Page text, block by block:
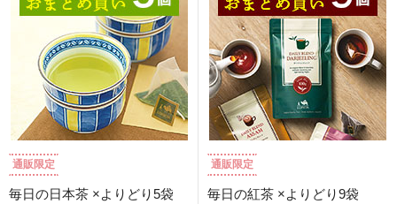
通販限定
毎日の日本茶 ×よりどり5袋
通販限定
毎日の紅茶 ×よりどり9袋